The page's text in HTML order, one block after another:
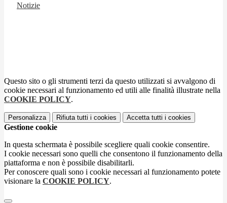
Notizie
Questo sito o gli strumenti terzi da questo utilizzati si avvalgono di
cookie necessari al funzionamento ed utili alle finalità illustrate nella
COOKIE POLICY.
Personalizza Rifiuta tutti i cookies Accetta tutti i cookies
Gestione cookie
In questa schermata è possibile scegliere quali cookie consentire.
I cookie necessari sono quelli che consentono il funzionamento della
piattaforma e non è possibile disabilitarli.
Per conoscere quali sono i cookie necessari al funzionamento potete
visionare la COOKIE POLICY.